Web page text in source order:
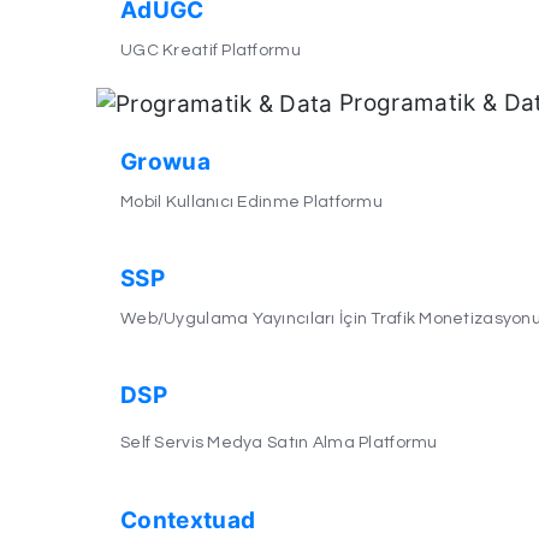
AdUGC
UGC Kreatif Platformu
Programatik &
Growua
Mobil Kullanıcı Edinme Platformu
SSP
Web/Uygulama Yayıncıları İçin Trafik
DSP
Self Servis Medya Satın Alma Platformu
Contextuad